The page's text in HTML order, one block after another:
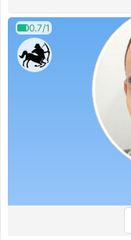
0.7/1